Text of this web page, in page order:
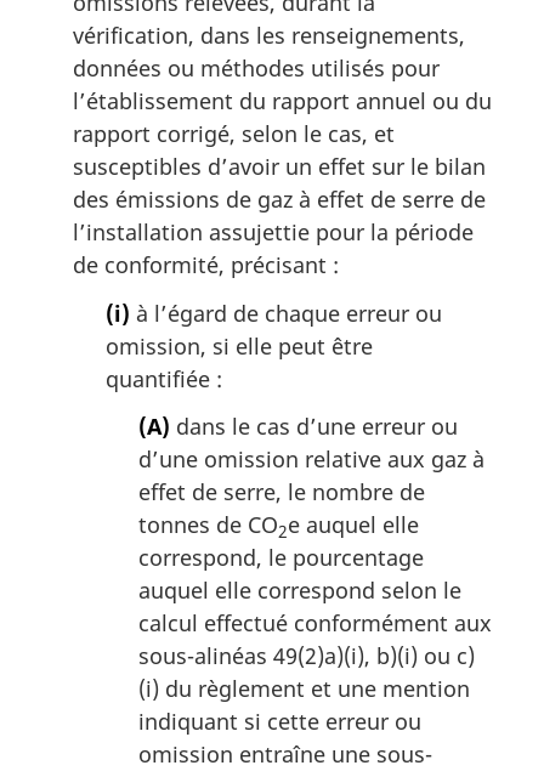
vérification, dans les renseignements,
données ou méthodes utilisés pour
l’établissement du rapport annuel ou du
rapport corrigé, selon le cas, et
susceptibles d’avoir un effet sur le bilan
des émissions de gaz à effet de serre de
l’installation assujettie pour la période
de conformité, précisant :
(i) à l’égard de chaque erreur ou
omission, si elle peut être
quantifiée :
(A) dans le cas d’une erreur ou
d’une omission relative aux gaz à
effet de serre, le nombre de
tonnes de CO2e auquel elle
correspond, le pourcentage
auquel elle correspond selon le
calcul effectué conformément aux
sous-alinéas 49(2)a)(i), b)(i) ou c)
(i) du règlement et une mention
indiquant si cette erreur ou
omission entraîne une sous-